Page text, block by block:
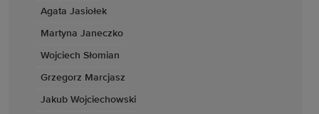
Agata Jasiołek
Martyna Janeczko
Wojciech Słomian
Grzegorz Marcjasz
Jakub Wojciechowski